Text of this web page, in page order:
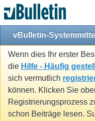
vBulletin-
Wenn dies Ihr erster
die Hilfe - Häufig
sich vermutlich
können. Klicken Sie
Registrierungsprozess
schon Beiträge lesen.